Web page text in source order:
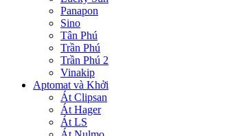
Panapon
Sino
Tân Phú
Trần Phú
Trần Phú 2
Vinakip
Aptomat và Khởi
Át Clipsan
Át Hager
Át LS